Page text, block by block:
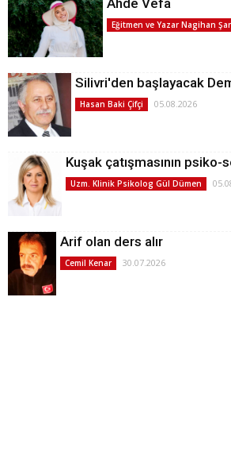
Eğitmen ve Yazar Nagihan
Silivri'den başlayacak
Hasan Baki Çifçi 05.08.2026
Kuşak çatışmasının
Uzm. Klinik Psikolog Gül Dümen
Arif olan ders alır
Cemil Kenar 30.07.2026